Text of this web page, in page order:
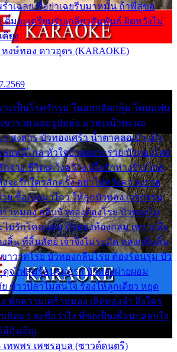
ำเฉลย พี่อย่าเฉยรีบมาหมั้น ถ้าพี่สู่ขอ
ติ๋มจะเตรียมรับเกลียวสัมพันธ์ ผิดหวังไม่
ยง
งษ์ทอง ดาวอุดร (KARAOKE)
าะเป็นโรครักรุม ในอกกลัดกลุ้ม โดนแฟน
ขารวย และรูปหล่อ มาพะเน้าพะนอ
า สงสาร บัวทองเศร้า น้ำตาคลอเบ้า เฝ้า
อหนีไกล หัวใจบัวทองระรวย บัวทองโศก
กจาง ชีวิตเคว้งคว้าง เมื่อรักห่างร้างไกล
จะรักใครสักครั้ง อย่าไปหวังความรวย
ย ซื้อเปลมาไกว ให้ลูกบัวทอง เวรกรรม
ร้าหมอง กลีบบัวทองต้องโรย บัวทองไม่
ไม่รักโคลนตม บัวทองท้องกลม เพราะลืม
ลิ้น ที่สิ้นสัตย์ เจ้าจึงไม่ระมัด หลงกลิ่นลิ้น
าวาดโรย บัวทองกลีบโรย ต้องร้อนรุม บัว
จไฟสุมร้อนรุมอุรา บัวทองผ่ายผอม
ข้าวปลาไม่สนใจ ร้องไห้ลูกเดียว หยุด
พักความเศร้าหมอง เถิดทองจ๋า ถึงใคร
เกิดมา จะชื่อว่าไง พี่ขอเป็นเพื่อนปลอบใจ
อ้บังเอิญ
เทพพร เพชรอุบล (ซาวด์ดนตรี)